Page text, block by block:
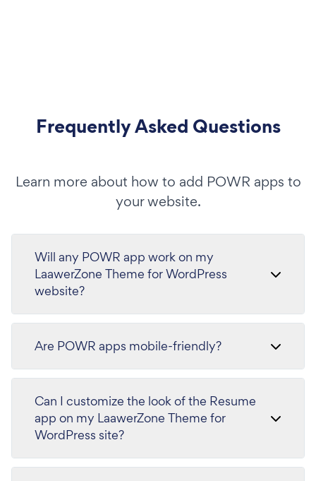
Frequently Asked Questions
Learn more about how to add POWR apps to
your website.
Will any POWR app work on my
LaawerZone Theme for WordPress
website?
Are POWR apps mobile-friendly?
Can I customize the look of the Resume
app on my LaawerZone Theme for
WordPress site?